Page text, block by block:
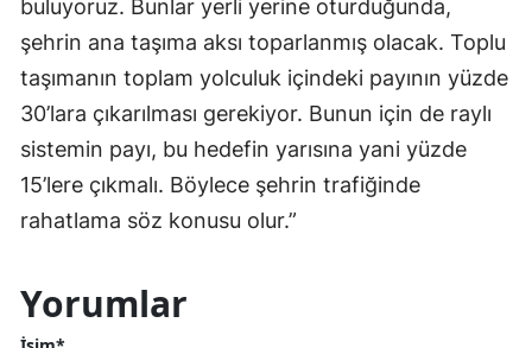
buluyoruz. Bunlar yerli yerine oturduğunda,
şehrin ana taşıma aksı toparlanmış olacak. Toplu
taşımanın toplam yolculuk içindeki payının yüzde
30’lara çıkarılması gerekiyor. Bunun için de raylı
sistemin payı, bu hedefin yarısına yani yüzde
15’lere çıkmalı. Böylece şehrin trafiğinde
rahatlama söz konusu olur.”
Yorumlar